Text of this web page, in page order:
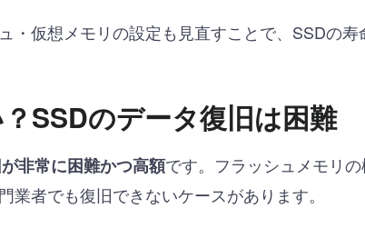
・仮想メモリの設定も見直すことで、SSDの
SSDのデータ復旧は困難
非常に困難かつ高額です。フラッシュメモリ
者でも復旧できないケースがあります。